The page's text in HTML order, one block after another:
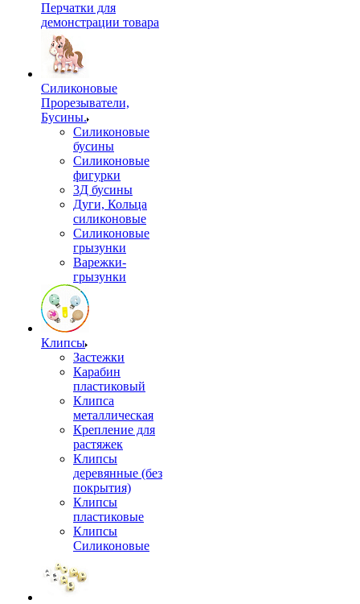
Перчатки для
демонстрации товара
Силиконовые
Прорезыватели,
Бусины.
Силиконовые
бусины
Силиконовые
фигурки
3Д бусины
Дуги, Кольца
силиконовые
Силиконовые
грызунки
Варежки-
грызунки
Клипсы
Застежки
Карабин
пластиковый
Клипса
металлическая
Крепление для
растяжек
Клипсы
деревянные (без
покрытия)
Клипсы
пластиковые
Клипсы
Силиконовые